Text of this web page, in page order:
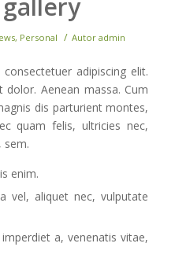
, Personal / Autoradmin
adipiscing elit.
Aenean massa. Cum
dis parturient montes,
quam felis, ultricies nec,
sem.
enim.
vel, aliquet nec, vulputate
a, venenatis vitae,